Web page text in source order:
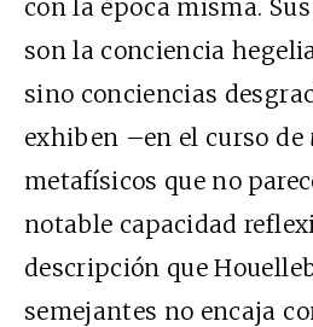
con la época misma.
son la conciencia
sino conciencias
exhiben –en el curso de
metafísicos que no
notable capacidad
descripción que
semejantes no encaja